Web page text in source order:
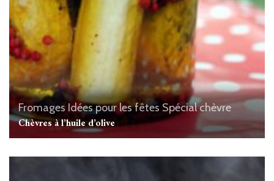
Fromages Idées pour les fêtes Spécial chèvre
Chèvres à l’huile d’olive